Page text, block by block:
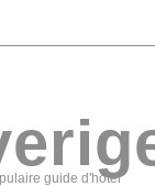
guide d'hôtel